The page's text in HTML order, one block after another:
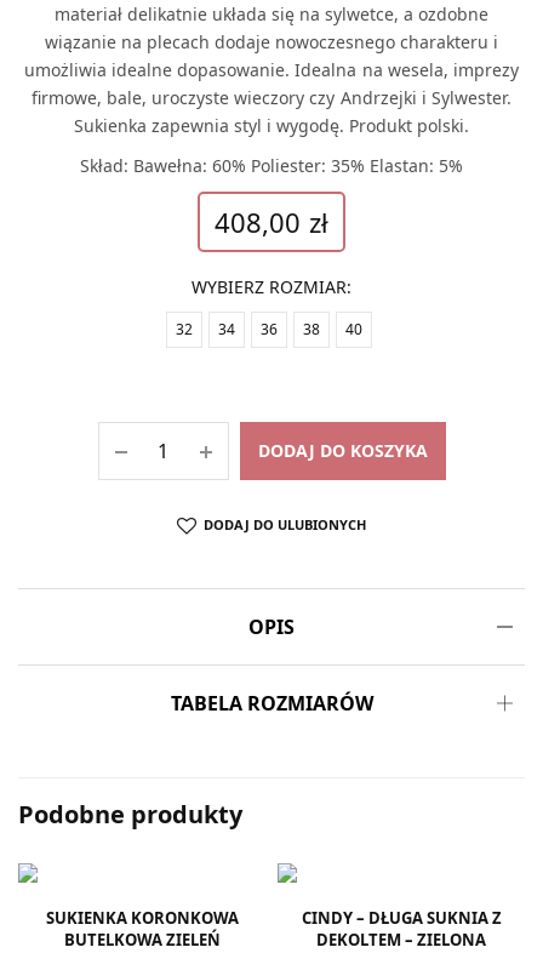
materiał delikatnie układa się na sylwetce, a ozdobne
wiązanie na plecach dodaje nowoczesnego charakteru i
umożliwia idealne dopasowanie. Idealna na wesela, imprezy
firmowe, bale, uroczyste wieczory czy Andrzejki i Sylwester.
Sukienka zapewnia styl i wygodę. Produkt polski.
Skład: Bawełna: 60% Poliester: 35% Elastan: 5%
408,00 zł
WYBIERZ ROZMIAR:
32 34 36 38 40
DODAJ DO KOSZYKA
DODAJ DO ULUBIONYCH
OPIS
TABELA ROZMIARÓW
Podobne produkty
SUKIENKA KORONKOWA
BUTELKOWA ZIELEŃ
CINDY – DŁUGA SUKNIA Z
DEKOLTEM – ZIELONA